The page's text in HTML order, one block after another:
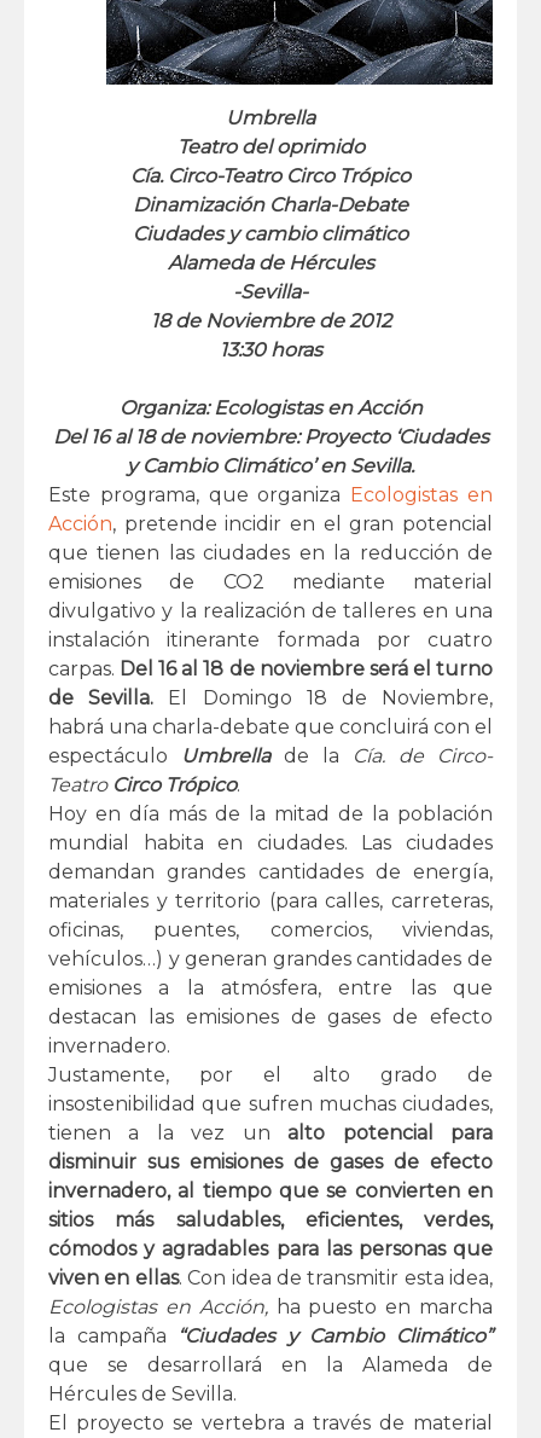
Umbrella
Teatro del oprimido
Cía. Circo-Teatro Circo Trópico
Dinamización Charla-Debate
Ciudades y cambio climático
Alameda de Hércules
-Sevilla-
18 de Noviembre de 2012
13:30 horas
Organiza:Ecologistas en Acción
Del 16 al 18 de noviembre: Proyecto ‘Ciudades
y Cambio Climático’ en Sevilla.
Este programa, que organiza Ecologistas en
Acción, pretende incidir en el gran potencial
que tienen las ciudades en la reducción de
emisiones de CO2 mediante material
divulgativo y la realización de talleres en una
instalación itinerante formada por cuatro
carpas. Del 16 al 18 de noviembre será el turno
de Sevilla. El Domingo 18 de Noviembre,
habrá una charla-debate que concluirá con el
espectáculo
Umbrellade la
Cía. de Circo-
TeatroCirco Trópico.
Hoy en día más de la mitad de la población
mundial habita en ciudades. Las ciudades
demandan grandes cantidades de energía,
materiales y territorio (para calles, carreteras,
oficinas, puentes, comercios, viviendas,
vehículos…) y generan grandes cantidades de
emisiones a la atmósfera, entre las que
destacan las emisiones de gases de efecto
invernadero.
Justamente, por el alto grado de
insostenibilidad que sufren muchas ciudades,
tienen a la vez unalto potencial para
disminuir sus emisiones de gases de efecto
invernadero, al tiempo que se convierten en
sitios más saludables, eficientes, verdes,
cómodos y agradables para las personas que
viven en ellas. Con idea de transmitir esta idea,
Ecologistas en Acción,ha puesto en marcha
la campaña
“Ciudades y Cambio Climático”
que se desarrollará en la Alameda de
Hércules de Sevilla.
El proyecto se vertebra a través de material